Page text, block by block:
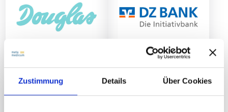
Zustimmung Details Über Cookies